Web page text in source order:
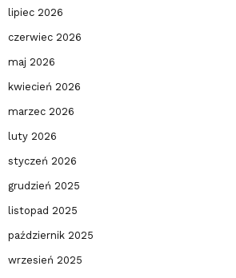
lipiec 2026
czerwiec 2026
maj 2026
kwiecień 2026
marzec 2026
luty 2026
styczeń 2026
grudzień 2025
listopad 2025
październik 2025
wrzesień 2025